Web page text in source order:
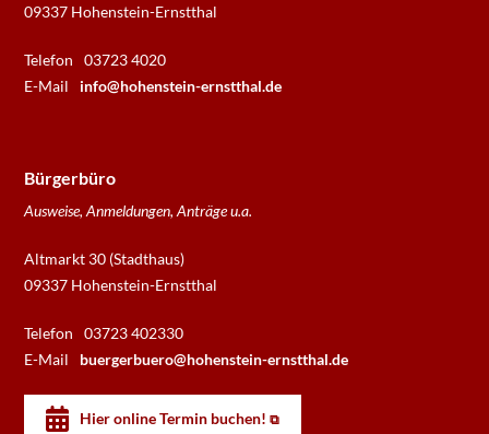
09337 Hohenstein-Ernstthal
Telefon
03723 4020
E-Mail
info@hohenstein-ernstthal.de
Bürgerbüro
Ausweise, Anmeldungen, Anträge u.a.
Altmarkt 30 (Stadthaus)
09337 Hohenstein-Ernstthal
Telefon
03723 402330
E-Mail
buergerbuero@hohenstein-ernstthal.de
Hier online Termin buchen!